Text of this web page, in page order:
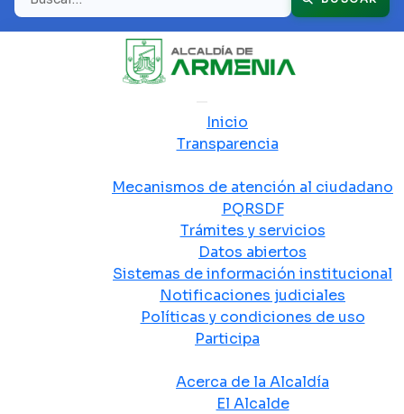
Inicio
Transparencia
Mecanismos de atención al ciudadano
PQRSDF
Trámites y servicios
Datos abiertos
Sistemas de información institucional
Notificaciones judiciales
Políticas y condiciones de uso
Participa
Acerca de la Alcaldía
El Alcalde